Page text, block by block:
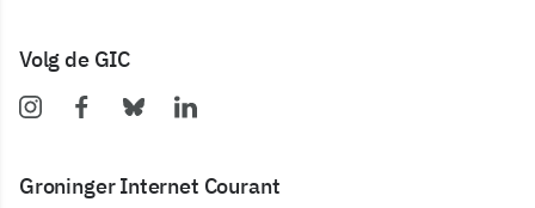
Volg de GIC
Groninger Internet Courant